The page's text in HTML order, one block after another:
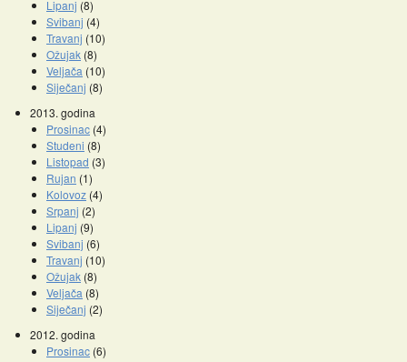
Lipanj (8)
Svibanj (4)
Travanj (10)
Ožujak (8)
Veljača (10)
Siječanj (8)
2013. godina
Prosinac (4)
Studeni (8)
Listopad (3)
Rujan (1)
Kolovoz (4)
Srpanj (2)
Lipanj (9)
Svibanj (6)
Travanj (10)
Ožujak (8)
Veljača (8)
Siječanj (2)
2012. godina
Prosinac (6)